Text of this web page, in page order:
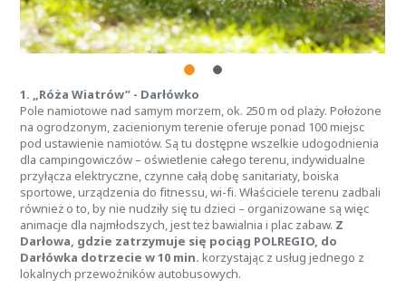
1. „Róża Wiatrów” - Darłówko
Pole namiotowe nad samym morzem, ok. 250 m od plaży. Położone
na ogrodzonym, zacienionym terenie oferuje ponad 100 miejsc
pod ustawienie namiotów. Są tu dostępne wszelkie udogodnienia
dla campingowiczów – oświetlenie całego terenu, indywidualne
przyłącza elektryczne, czynne całą dobę sanitariaty, boiska
sportowe, urządzenia do fitnessu, wi-fi. Właściciele terenu zadbali
również o to, by nie nudziły się tu dzieci – organizowane są więc
animacje dla najmłodszych, jest też bawialnia i plac zabaw. Z
Darłowa, gdzie zatrzymuje się pociąg POLREGIO, do
Darłówka dotrzecie w 10 min. korzystając z usług jednego z
lokalnych przewoźników autobusowych.